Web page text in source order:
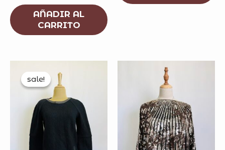
AÑADIR AL
CARRITO
sale!
sale!
price
was:
$200.00.